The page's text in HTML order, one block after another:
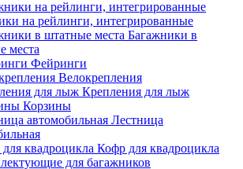
на рейлинги, интегрированные
Багажники в
места
Фейринги
Велокрепления
Крепления для лыж
Корзины
Лестница
Кофр для квадроцикла